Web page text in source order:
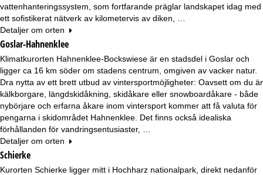
vattenhanteringssystem, som fortfarande präglar landskapet idag med
ett sofistikerat nätverk av kilometervis av diken, …
Detaljer om orten
Goslar-Hahnenklee
Klimatkurorten Hahnenklee-Bockswiese är en stadsdel i Goslar och
ligger ca 16 km söder om stadens centrum, omgiven av vacker natur.
Dra nytta av ett brett utbud av vintersportmöjligheter: Oavsett om du är
kälkborgare, längdskidåkning, skidåkare eller snowboardåkare - både
nybörjare och erfarna åkare inom vintersport kommer att få valuta för
pengarna i skidområdet Hahnenklee. Det finns också idealiska
förhållanden för vandringsentusiaster, …
Detaljer om orten
Schierke
Kurorten Schierke ligger mitt i Hochharz nationalpark, direkt nedanför